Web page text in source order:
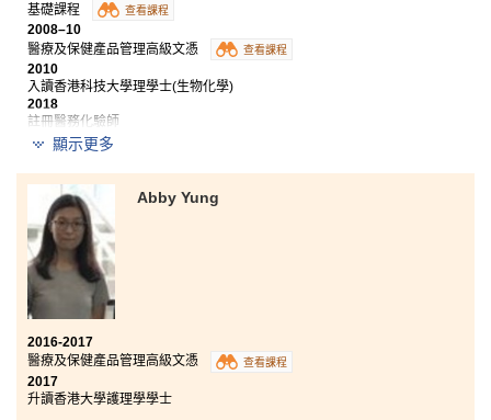
基礎課程
查看課程
2008–10
醫療及保健產品管理高級文憑
查看課程
2010
入讀香港科技大學理學士(生物化學)
2018
註冊醫務化驗師
意見後，我便選擇另一條出路，報讀較實用的高級文憑
課程。醫療及保健產品管理高級文憑課程中的科目很符
合我這個理科生的興趣，而保健產品管理屬於新興行
業，具有莫大發展潛力。故此，我報讀了這個高級文憑
課程。
課程教授的內容、書院的學習模式與大學相似，有助同
學將來易於適應大學生活；而必修的中、英文課，進一
步提升同學的語文能力。此外，循序漸進及多元化的課
程設計，讓同學能夠逐步邁向專業範疇，確立未來目
標。而來自業界的講師，除課堂知識外還提供不少有關
行業的最新資訊，無論對日後升學或就業都有幫助。
顯示更多
Abby Yung
2016-2017
醫療及保健產品管理高級文憑
查看課程
2017
升讀香港大學護理學學士